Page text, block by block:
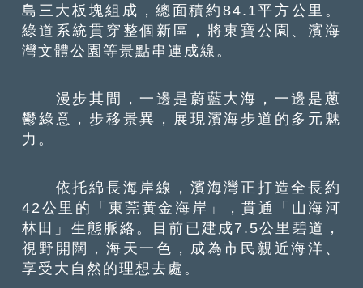
島三大板塊組成，總面積約84.1平方公里。
綠道系統貫穿整個新區，將東寶公園、濱海
灣文體公園等景點串連成線。
漫步其間，一邊是蔚藍大海，一邊是蔥
鬱綠意，步移景異，展現濱海步道的多元魅
力。
依托綿長海岸線，濱海灣正打造全長約
42公里的「東莞黃金海岸」，貫通「山海河
林田」生態脈絡。目前已建成7.5公里碧道，
視野開闊，海天一色，成為市民親近海洋、
享受大自然的理想去處。